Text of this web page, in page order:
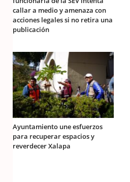
callar a medio y amenaza con
acciones legales si no retira una
publicación
Ayuntamiento une esfuerzos
para recuperar espacios y
reverdecer Xalapa